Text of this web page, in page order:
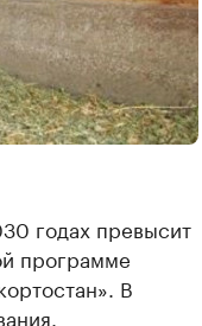
годах превысит
программе
В